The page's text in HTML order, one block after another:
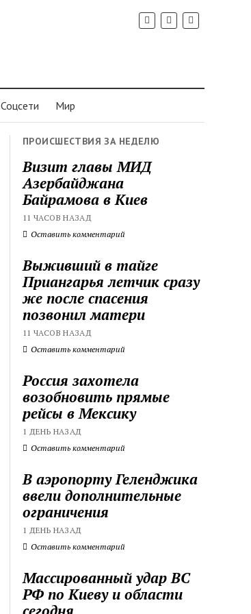
Соцсети Мир
ПРОИСШЕСТВИЯ ЗА НЕДЕЛЮ
Визит главы МИД
Азербайджана
Байрамова в Киев
11 ЧАСОВ НАЗАД
Оставить комментарий
Выживший в тайге
Приангарья летчик сразу
же после спасения
позвонил матери
11 ЧАСОВ НАЗАД
Оставить комментарий
Россия захотела
возобновить прямые
рейсы в Мексику
1 ДЕНЬ НАЗАД
Оставить комментарий
В аэропорту Геленджика
ввели дополнительные
ограничения
1 ДЕНЬ НАЗАД
Оставить комментарий
Массированный удар ВС
РФ по Киеву и области